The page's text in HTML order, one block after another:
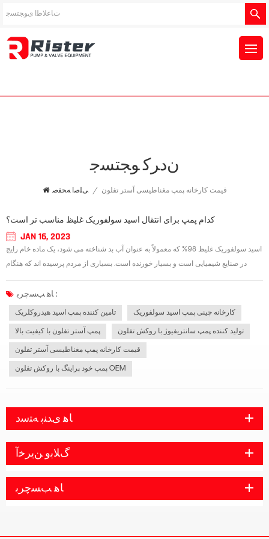
ﻥﺩﺮﮐ ﻮﺠﺘﺴﺟ
ﯽﻠﺻﺍ ﻪﺤﻔﺻ / قیمت کارخانه پمپ مغناطیسی آستر تفلون
کدام پمپ برای انتقال اسید سولفوریک غلیظ مناسب تر است؟
JAN 16, 2023
اسید سولفوریک غلیظ 98% که معمولاً به عنوان آب بد شناخته می شود، یک ماده خام رایج
در صنایع شیمیایی است و بسیار خورنده است. بسیاری از مردم پرسیده اند که هنگام
ﺎﻫ ﺐﺴﭼﺮﺑ :
تامین کننده پمپ اسید هیدروکلریک کارخانه چینی پمپ اسید سولفوریک
پمپ آستر تفلون با کیفیت بالا تولید کننده پمپ سانتریفیوژ با روکش تفلون
قیمت کارخانه پمپ مغناطیسی آستر تفلون
پمپ خود پراینگ با روکش تفلون OEM
ﺎﻫ ﯼﺪﻨﺑ ﻪﺘﺳﺩ
ﮒﻼ ﺑﻭ ﻦﯾﺮﺧﺁ
ﺎﻫ ﺐﺴﭼﺮﺑ